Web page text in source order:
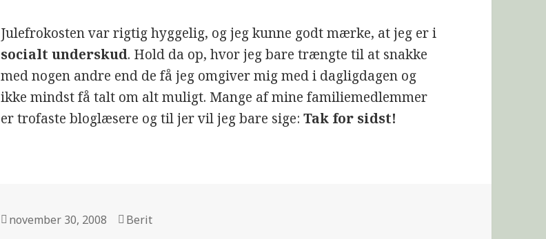
Julefrokosten var rigtig hyggelig, og jeg kunne godt mærke, at jeg er i
socialt underskud. Hold da op, hvor jeg bare trængte til at snakke
med nogen andre end de få jeg omgiver mig med i dagligdagen og
ikke mindst få talt om alt muligt. Mange af mine familiemedlemmer
er trofaste bloglæsere og til jer vil jeg bare sige:Tak for sidst!
november 30, 2008 Berit